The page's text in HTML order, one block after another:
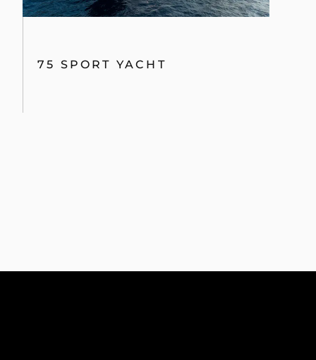
75 SPORT YACHT